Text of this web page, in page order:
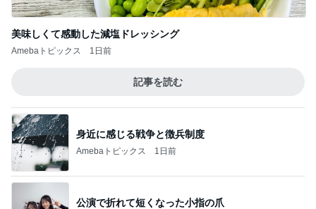
美味しくて感動した減塩ドレッシング
Amebaトピックス 1日前
記事を読む
身近に感じる戦争と徴兵制度
Amebaトピックス 1日前
公演で折れて短くなった小指の爪